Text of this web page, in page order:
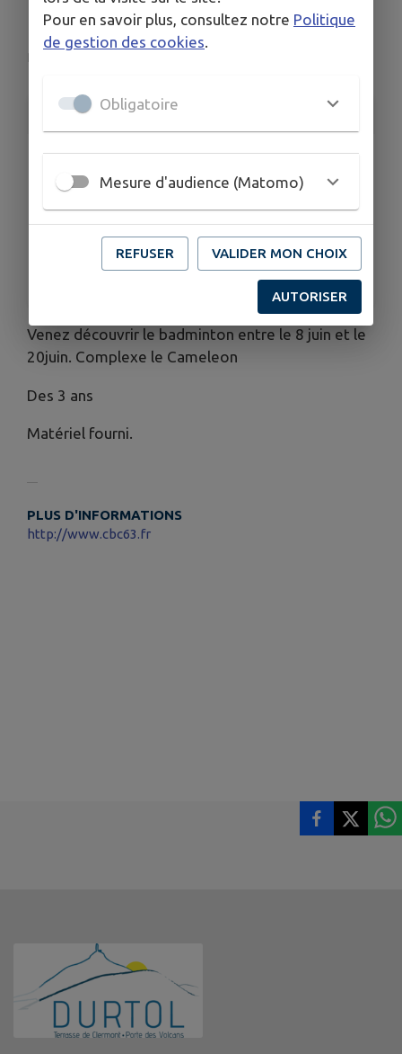
Badminton
INFORMATIONS PRATIQUES
LIEU
52 avenue de Cournon 63430 PONT-DU-CHATEAU
Du lun. 8 juin au sam. 20 juin
ORGANISÉ PAR
CLUB DE BADMINTON CASTELPONTIN
Venez découvrir le badminton entre le 8 juin et le
20juin. Complexe le Cameleon
Des 3 ans
Matériel fourni.
PLUS D'INFORMATIONS
http://www.cbc63.fr
Pour en savoir plus, consultez notre Politique
de gestion des cookies.
Obligatoire
Mesure d'audience (Matomo)
REFUSER VALIDER MON CHOIX
AUTORISER